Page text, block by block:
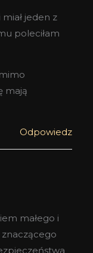
jeden z
poleciłam
mają
Odpowiedz
małego i